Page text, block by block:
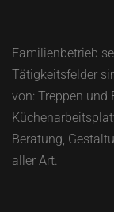
Familienbetrieb
Tätigkeitsfelder
von: Treppen und
Beratung,
aller Art.